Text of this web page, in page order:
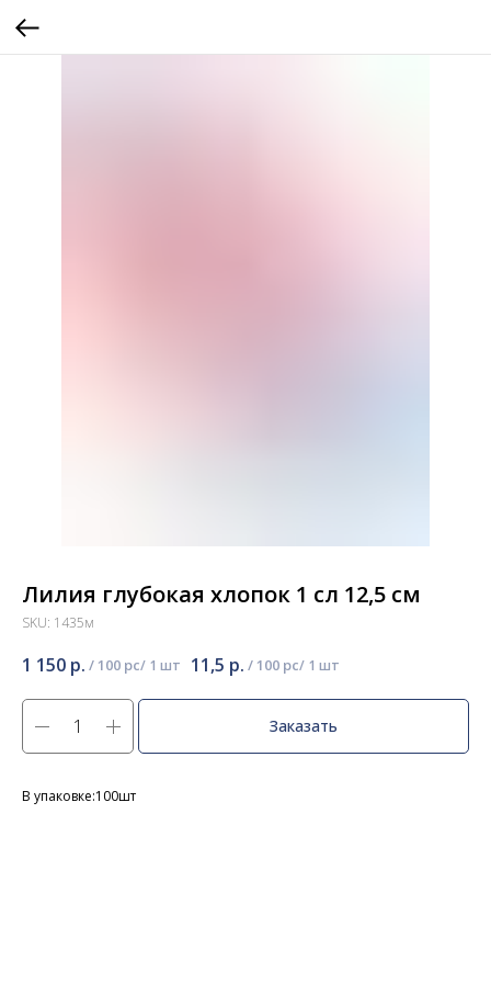
Лилия глубокая хлопок 1 сл 12,5 см
SKU: 1435м
1 150 р. / 100 pc 11,5 р. / 100 pc
Заказать
В упаковке:100шт